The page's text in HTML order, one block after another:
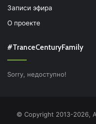
Записи эфира
О проекте
#TranceCenturyFamily
Sorry, недоступно!
© Copyright 2013-2026,